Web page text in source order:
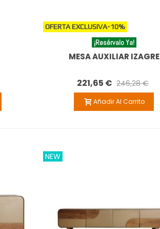
OFERTA EXCLUSIVA-10%
¡Resérvalo Ya!
MESA AUXILIAR IZAGRE
221,65 € 246,28 €
Añadir Al Carrito
NEW